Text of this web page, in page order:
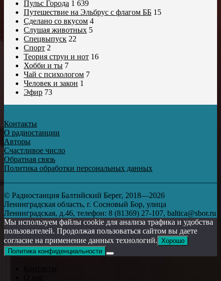
Пульс Города 1 639
Путешествие на Эльбрус с флагом ББ 15
Сделано со вкусом 4
Слушая животных 5
Спецвыпуск 22
Спорт 2
Теория струн и нот 16
Хобби и ты 7
Чай с психологом 7
Человек и закон 1
Эфир 73
Контакты
О радиостанции
Авторы
Счастливое число
Обратная связь
Политика обработки персональных данных
© Радиостанция Балтийский Берег, 2018—2026
Ленинградская область, г. Сосновый Бор, улица
Ленинградская, д.46, телефон: 8 (81369) 27-107, baltica@sbor.ru
Мы используем файлы cookie для анализа трафика и удобства
пользователей. Продолжая пользоваться сайтом вы даете
согласие на применение данных технологий. Хорошо
Политика конфиденциальности